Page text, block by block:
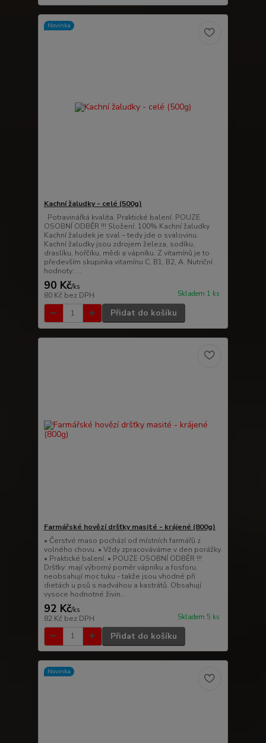
Novinka
Kachní žaludky - celé (500g)
Potravinářká kvalita. Praktické balení. POUZE
OSOBNÍ ODBĚR !!! Složení: 100% Kachní žaludky
Kachní žaludek je sval – tedy jde o svalovinu.
Kachní žaludky jsou zdrojem železa, sodíku,
draslíku, hořčíku, mědi a vápníku. Z vitamínů je to
především skupinka vitamínu C, B1, B2, A. Nutriční
hodnoty: ...
90 Kč/ks
80 Kč bez DPH Skladem 1 ks
Přidat do košíku
Farmářské hovězí dršťky masité - krájené (800g)
• Čerstvé maso pochází od místních farmářů z
volného chovu. • Vždy zpracováváme v den porážky.
• Praktické balení. • POUZE OSOBNÍ ODBĚR !!!
Dršťky: mají výborný poměr vápníku a fosforu,
neobsahují moc tuku - takže jsou vhodné při
dietách u psů s nadváhou a kastrátů. Obsahují
vysoce hodnotné živin...
92 Kč/ks
82 Kč bez DPH Skladem 5 ks
Přidat do košíku
Novinka